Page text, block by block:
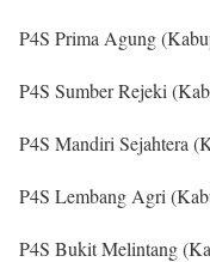
P4S Prima Agung
P4S Sumber Rejeki
P4S Mandiri Sejahtera
P4S Lembang Agri
P4S Bukit Melintang